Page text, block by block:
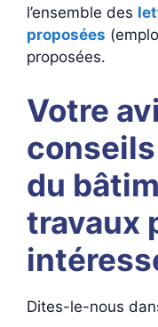
l’ensemble des
proposées
proposées.
Votre
du
travaux
Dites-le-nous